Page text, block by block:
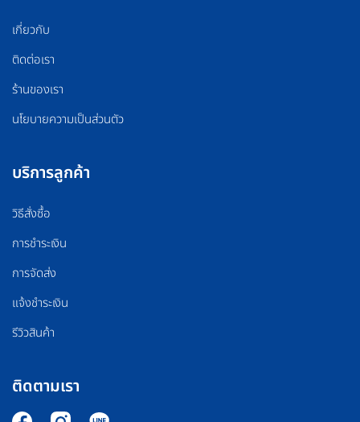
เกี่ยวกับ
ติดต่อเรา
ร้านของเรา
นโยบายความเป็นส่วนตัว
บริการลูกค้า
วิธีสั่งซื้อ
การชำระเงิน
การจัดส่ง
แจ้งชำระเงิน
รีวิวสินค้า
ติดตามเรา